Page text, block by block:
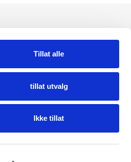
Tillat alle
tillat utvalg
Ikke tillat